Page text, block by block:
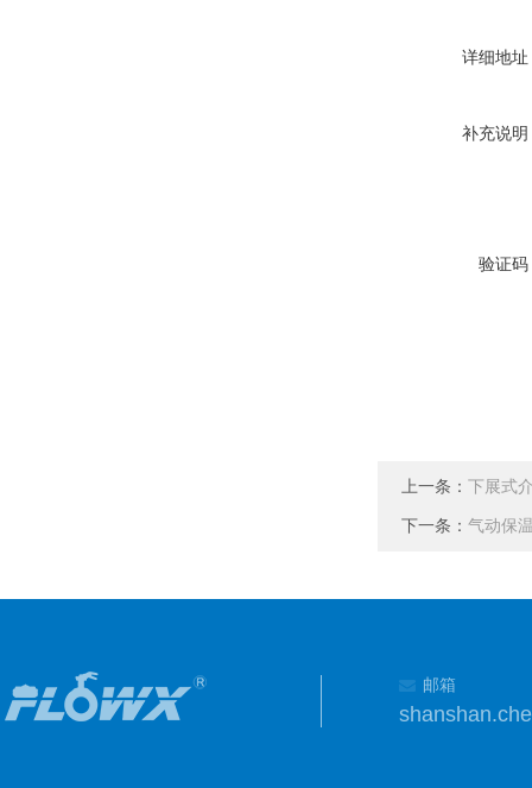
详细地址
补充说明
验证码
上一条： 下展式
下一条： 气动保
邮箱